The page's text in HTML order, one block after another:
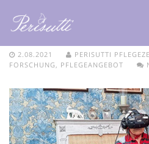
2.08.2021 PERISUTTI
FORSCHUNG , PFLEGEANGEBOT